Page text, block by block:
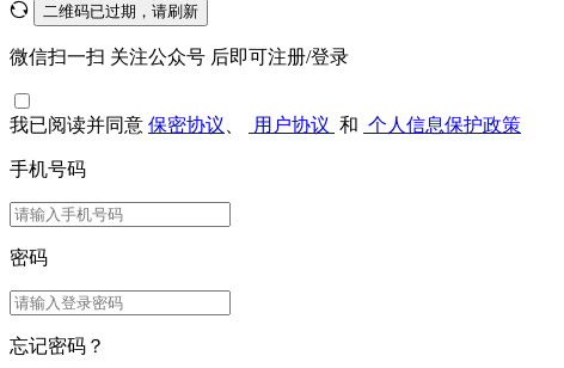
二维码已过期，请刷新
微信扫一扫 关注公众号 后即可注册/登录
我已阅读并同意 保密协议 用户协议 和 个人信息保护政策
手机号码
密码
忘记密码？